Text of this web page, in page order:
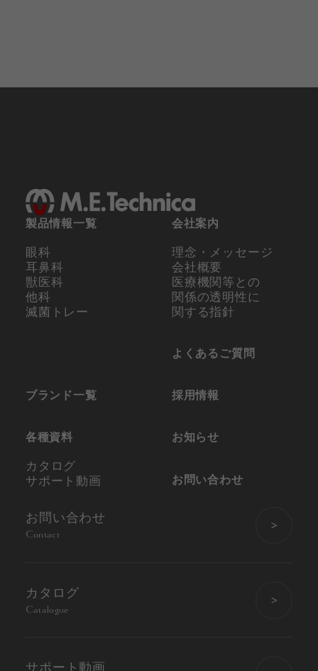
製品情報一覧
眼科
耳鼻科
獣医科
他科
滅菌トレー
ブランド一覧
各種資料
カタログ
サポート動画
会社案内
理念・メッセージ
会社概要
医療機関等との
関係の透明性に
関する指針
よくあるご質問
採用情報
お知らせ
お問い合わせ
お問い合わせ
Contact
カタログ
Catalogue
サポート動画